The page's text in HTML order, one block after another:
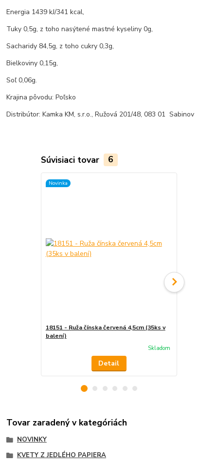
Energia 1439 kJ/341 kcal,
Tuky 0,5g, z toho nasýtené mastné kyseliny 0g,
Sacharidy 84,5g, z toho cukry 0,3g,
Bielkoviny 0,15g,
Soľ 0,06g.
Krajina pôvodu: Poľsko
Distribútor: Kamka KM, s.r.o., Ružová 201/48, 083 01 Sabinov
Súvisiaci tovar 6
Novinka
18151 - Ruža čínska červená 4,5cm (35ks v
balení)
Skladom
Detail
Tovar zaradený v kategóriách
NOVINKY
KVETY Z JEDLÉHO PAPIERA